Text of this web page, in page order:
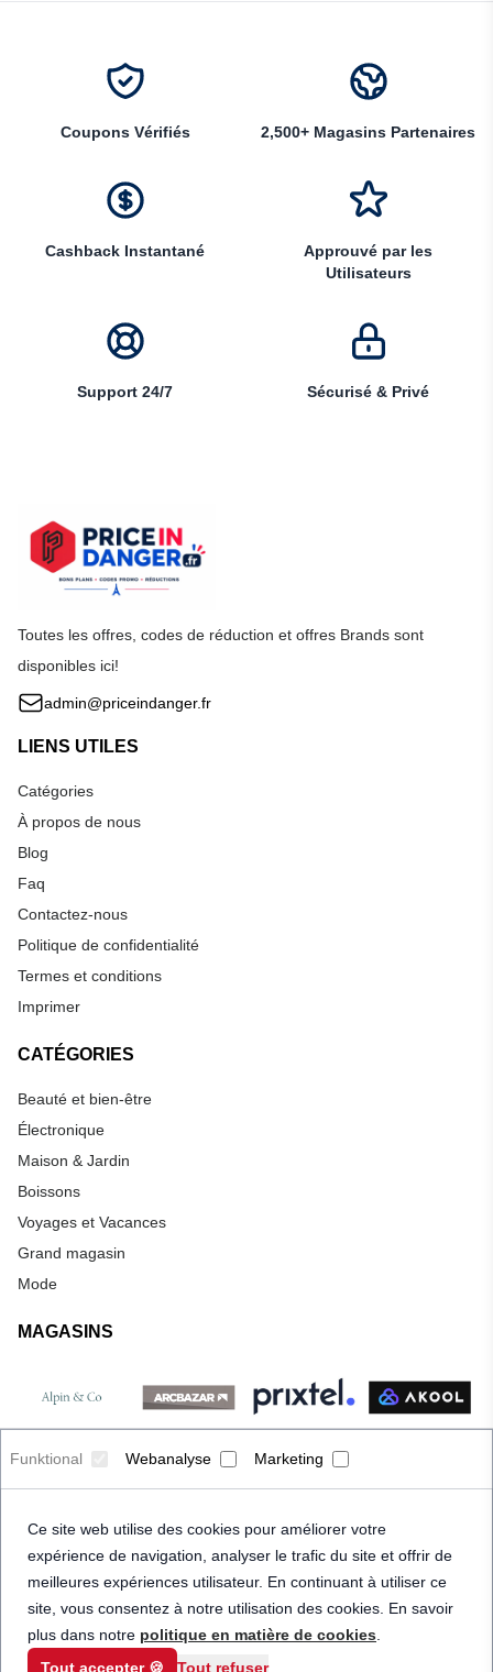
Coupons Vérifiés 2,500+ Magasins Partenaires
Cashback Instantané
Approuvé par les
Utilisateurs
Support 24/7 Sécurisé & Privé
Funktional Webanalyse Marketing
Ce site web utilise des cookies pour améliorer votre
expérience de navigation, analyser le trafic du site et offrir de
meilleures expériences utilisateur. En continuant à utiliser ce
site, vous consentez à notre utilisation des cookies. En savoir
plus dans notre politique en matière de cookies
Tout accepter 🍪
Tout refuser
Toutes les offres, codes de réduction et offres Brands sont
disponibles ici!
admin@priceindanger.fr
LIENS UTILES
Catégories
À propos de nous
Blog
Faq
Contactez-nous
Politique de confidentialité
Termes et conditions
Imprimer
CATÉGORIES
Beauté et bien-être
Électronique
Maison & Jardin
Boissons
Voyages et Vacances
Grand magasin
Mode
MAGASINS